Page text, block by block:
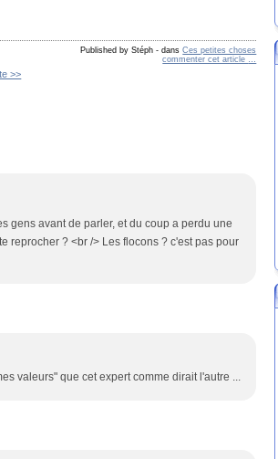
Published by Stéph - dansCes petites choses
commenter cet article …
>>
gens avant de parler, et du coup a perdu une
reprocher ? <br /> Les flocons ? c'est pas pour
valeurs" que cet expert comme dirait l'autre ...